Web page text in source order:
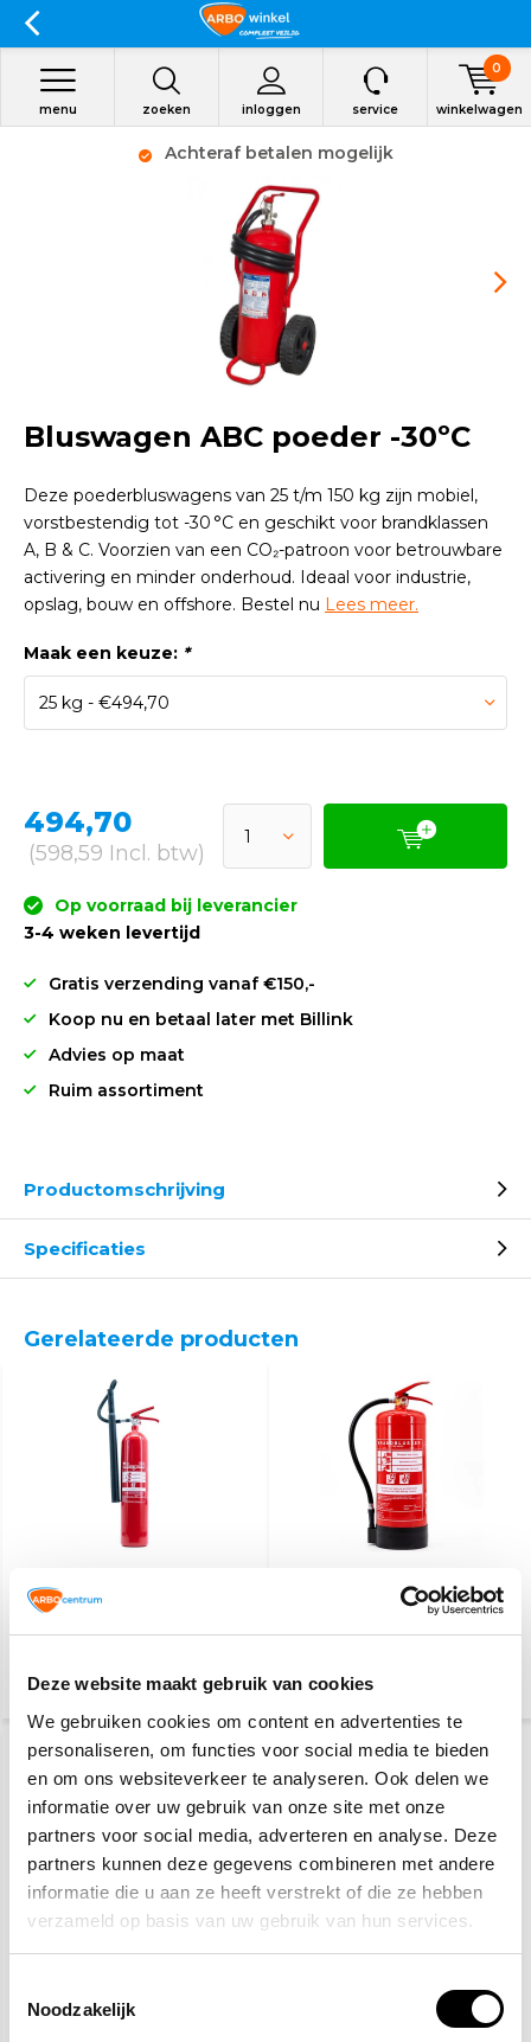
Deze website maakt gebruik van cookies
We gebruiken cookies om content en advertenties te
personaliseren, om functies voor social media te bieden
en om ons websiteverkeer te analyseren. Ook delen we
informatie over uw gebruik van onze site met onze
partners voor social media, adverteren en analyse. Deze
partners kunnen deze gegevens combineren met andere
informatie die u aan ze heeft verstrekt of die ze hebben
verzameld op basis van uw gebruik van hun services.
Noodzakelijk
zoeken inloggen
menu service winkelwagen
0
Achteraf betalen mogelijk
Bluswagen ABC poeder -30ºC
Deze poederbluswagens van 25 t/m 150 kg zijn mobiel,
vorstbestendig tot -30 °C en geschikt voor brandklassen
A, B & C. Voorzien van een CO₂-patroon voor betrouwbare
activering en minder onderhoud. Ideaal voor industrie,
opslag, bouw en offshore. Bestel nu Lees meer.
Maak een keuze: *
494,70
(598,59 Incl. btw)
Op voorraad bij leverancier
3-4 weken levertijd
Gratis verzending vanaf €150,-
Koop nu en betaal later met Billink
Advies op maat
Ruim assortiment
Productomschrijving
Specificaties
Gerelateerde producten
(92,57 Incl. btw) (54,75 Incl. btw)